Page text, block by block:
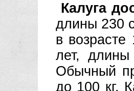
Калуга
длины 230
в возрасте
лет,
Обычный
до 100 кг.